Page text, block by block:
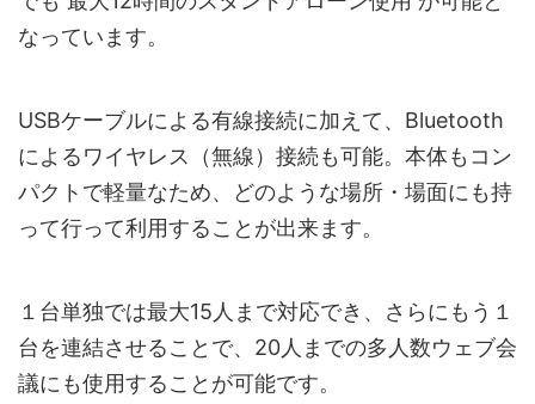
なっています。
USBケーブルによる有線接続に加えて、Bluetooth
によるワイヤレス（無線）接続も可能。本体もコン
パクトで軽量なため、どのような場所・場面にも持
って行って利用することが出来ます。
１台単独では最大15人まで対応でき、さらにもう１
台を連結させることで、20人までの多人数ウェブ会
議にも使用することが可能です。